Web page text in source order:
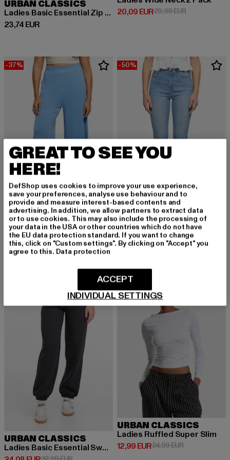
URBAN CLASSICS
Ladies Basic Essential Zip Hoody
23,74 EUR
Derzeitiger Preis: 23,74 EUR
20,09 EUR
Derzeitiger Preis: 20,09 EUR
29,99 EURAktionspreis:
-37%
URBAN CLASSICS
Ladies Modal
18,89 EUR
Derzeitiger Preis: 18,89 EUR
29,99 EURAktionspreis: 29,99 EUR
-50%
URBAN CLASSICS
25,00 EUR
Derzeitiger Preis: 25,00 EUR
49,99 EURAktionspreis:
URBAN CLASSICS
Ladies Basic Essential Sweatpants
-48%
URBAN CLASSICS
Ladies Ruffled Super Slim
12,99 EUR
Derzeitiger Preis: 12,99 EUR
24,99 EURAktionspreis:
GREAT TO SEE YOU
HERE!
DefShop uses cookies to improve your use experience,
save your preferences, analyse use behaviour and to
provide and measure interest-based contents and
advertising. In addition, we allow partners to extract data
or to use cookies. This may also include the processing of
your data in the USA or other countries which do not have
the EU data protection standard. If you want to change
this, click on "Custom settings". By clicking on "Accept" you
agree to this. Data protection
INDIVIDUAL SETTINGS
ACCEPT